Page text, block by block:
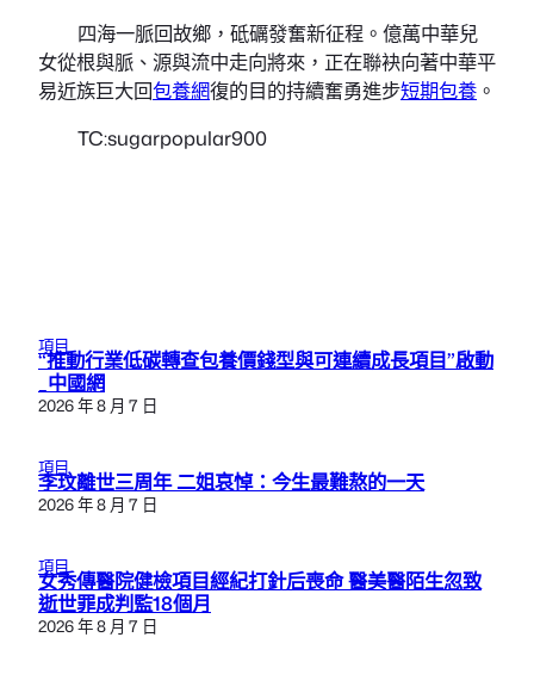
四海一脈回故鄉，砥礪發奮新征程。億萬中華兒
女從根與脈、源與流中走向將來，正在聯袂向著中華平
易近族巨大回包養網復的目的持續奮勇進步短期包養 。
TC:sugarpopular900
項目
“推動行業低碳轉查包養價錢型與可連續成長項目”啟動
_中國網
2026 年 8 月 7 日
項目
李玟離世三周年 二姐哀悼：今生最難熬的一天
2026 年 8 月 7 日
項目
女秀傳醫院健檢項目經紀打針后喪命 醫美醫陌生忽致
逝世罪成判監18個月
2026 年 8 月 7 日